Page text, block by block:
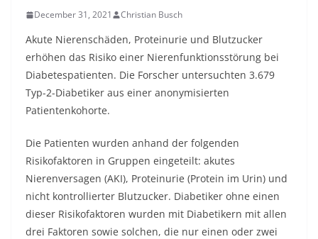
December 31, 2021 Christian Busch
Akute Nierenschäden, Proteinurie und Blutzucker
erhöhen das Risiko einer Nierenfunktionsstörung bei
Diabetespatienten. Die Forscher untersuchten 3.679
Typ-2-Diabetiker aus einer anonymisierten
Patientenkohorte.
Die Patienten wurden anhand der folgenden
Risikofaktoren in Gruppen eingeteilt: akutes
Nierenversagen (AKI), Proteinurie (Protein im Urin) und
nicht kontrollierter Blutzucker. Diabetiker ohne einen
dieser Risikofaktoren wurden mit Diabetikern mit allen
drei Faktoren sowie solchen, die nur einen oder zwei